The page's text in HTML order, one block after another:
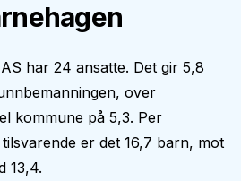
har 24 ansatte. Det gir 5,8
over
kommune på 5,3. Per
er det 16,7 barn, mot
13,4.